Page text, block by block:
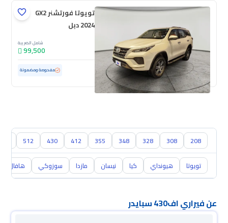
تويوتا فورتشنر GX2
2024 دبل
شامل الضريبة
99,500
مستعملة 47,714 كم ممشى قليل مفحوصة ومضمونة
208
308
328
348
355
412
430
512
تويوتا هيونداي كيا نيسان مازدا سوزوكي هافال
عن فيراري اف430 سبايدر